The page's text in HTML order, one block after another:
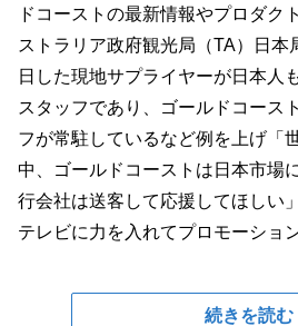
ドコーストの最新情報やプロダク
ストラリア政府観光局（TA）日本
日した現地サプライヤーが日本人
スタッフであり、ゴールドコース
フが常駐しているなど例を上げ「
中、ゴールドコーストは日本市場
行会社は送客して応援してほしい
テレビに力を入れてプロモーショ
続きを読む